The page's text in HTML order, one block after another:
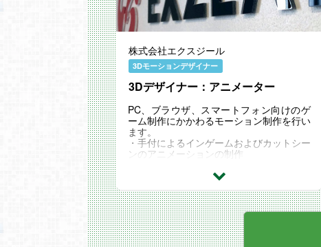
株式会社エクスジール
3Dモーションデザイナー
3Dデザイナー：アニメーター
PC、ブラウザ、スマートフォン向けのゲ
ーム制作にかかわるモーション制作を行い
ます。
・手付によるインゲームおよびカットシー
ンのアニメーションの制作
・MAYAでの簡単なリグの構築